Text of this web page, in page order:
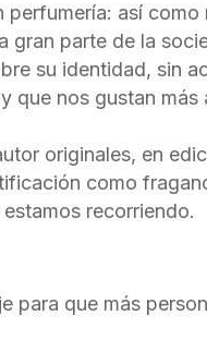
así
gran parte de la
su identidad, sin
que nos gustan
originales, en
como
recorriendo.
para que más